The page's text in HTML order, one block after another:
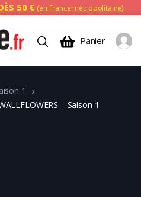
50 € (en France métropolitaine)
Panier
1
– Saison 1